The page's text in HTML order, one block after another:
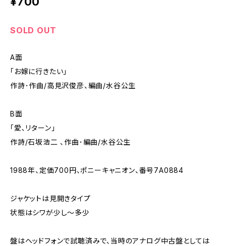
SOLD OUT
A面
「お嫁に行きたい」
作詩･作曲/高見沢俊彦、編曲/水谷公生
B面
「愛､リターン」
作詩/石坂浩二 、作曲･編曲/水谷公生
1988年、定価700円、ポニーキャニオン、番号7A0884
ジャケットは見開きタイプ
状態はシワが少し～多少
盤はヘッドフォンで試聴済みで、当時のアナログ中古盤としては